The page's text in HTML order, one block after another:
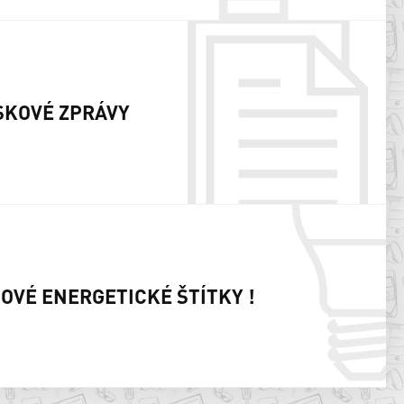
ZPRÁVY
ENERGETICKÉ ŠTÍTKY !